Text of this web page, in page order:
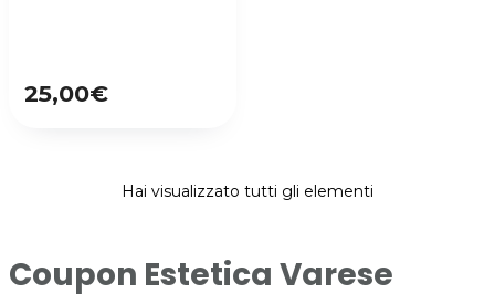
25,00€
Hai visualizzato tutti gli elementi
Coupon Estetica Varese